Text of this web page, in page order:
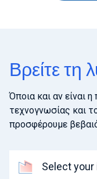
Βρείτε τη
Όποια και αν είναι
τεχνογνωσίας και
προσφέρουμε
Select